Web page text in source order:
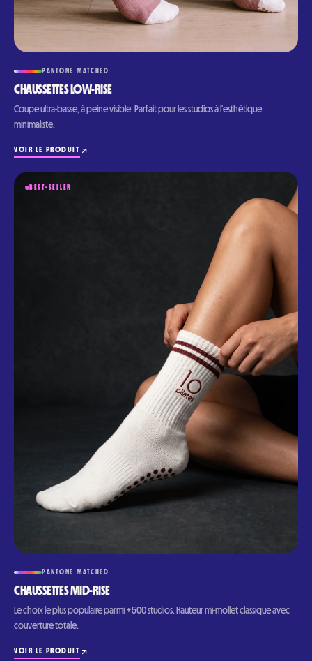
PANTONE MATCHED
CHAUSSETTES LOW-RISE
Coupe ultra-basse, à peine visible. Parfait pour les studios à l'esthétique
minimaliste.
VOIR LE PRODUIT
BEST-SELLER
PANTONE MATCHED
CHAUSSETTES MID-RISE
Le choix le plus populaire parmi +500 studios. Hauteur mi-mollet classique avec
couverture totale.
VOIR LE PRODUIT